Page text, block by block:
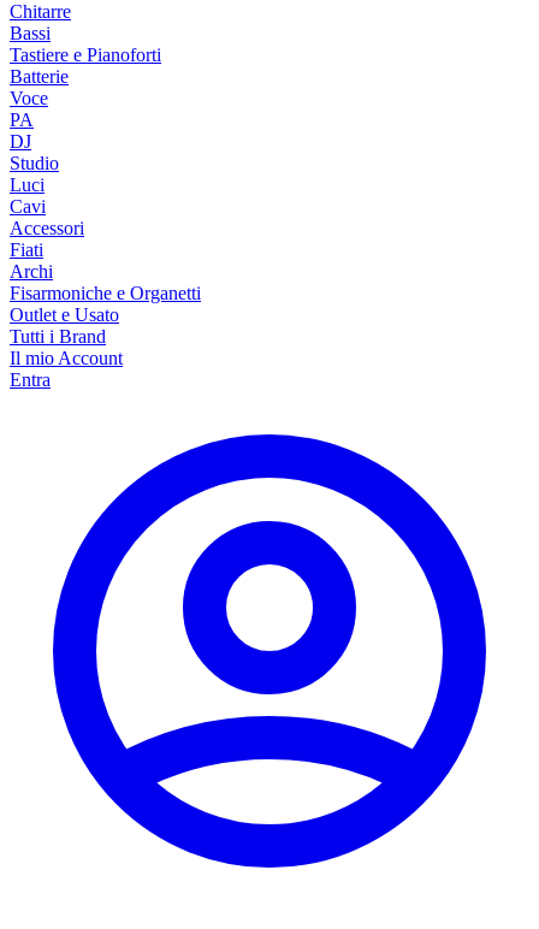
Chitarre
Bassi
Tastiere e Pianoforti
Batterie
Voce
PA
DJ
Studio
Luci
Cavi
Accessori
Fiati
Archi
Fisarmoniche e Organetti
Outlet e Usato
Tutti i Brand
Il mio Account
Entra